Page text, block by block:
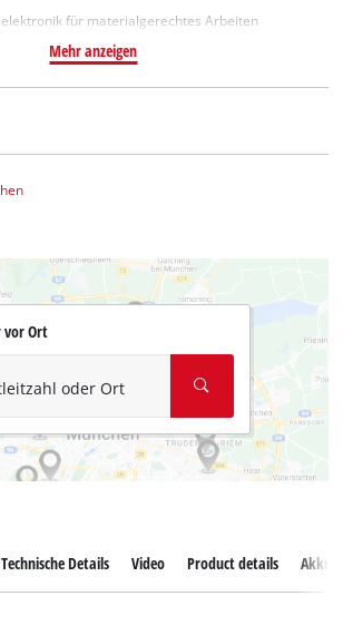
für materialgerechtes Arbeiten
Mehr anzeigen
vor Ort
oder Ort
Technische Details Video Product details